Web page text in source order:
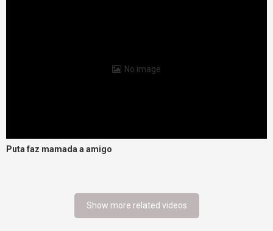
No image
Puta faz mamada a amigo
Show more related videos